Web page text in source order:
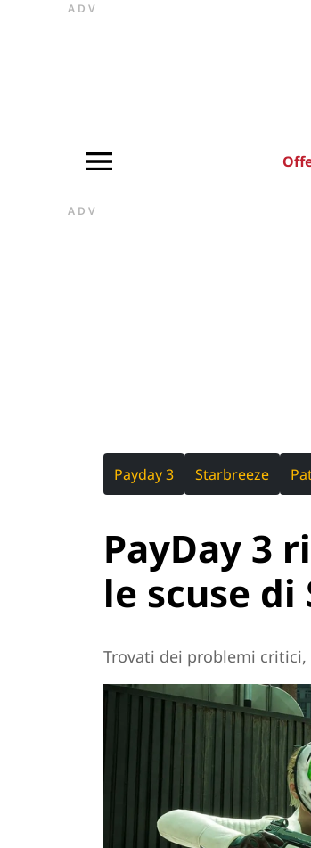
ADV
ADV
Payday 3 Starbreeze
PayDay 3
le scuse
Trovati dei problemi